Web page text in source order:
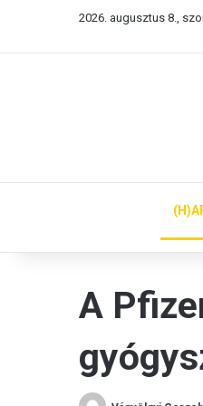
2026. augusztus 8.,
A